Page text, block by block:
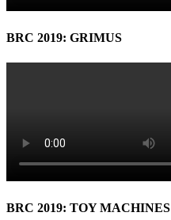
BRC 2019: GRIMUS
BRC 2019: TOY MACHINES